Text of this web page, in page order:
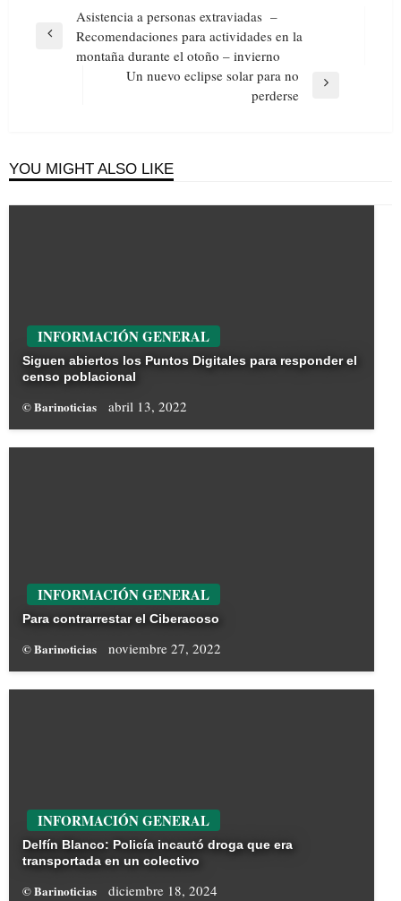
Navegación
de
entradas
Previous
Asistencia a personas extraviadas –
Recomendaciones para actividades en la
montaña durante el otoño – invierno
Un nuevo eclipse solar para no
perderse
YOU MIGHT ALSO LIKE
INFORMACIÓN GENERAL
Siguen abiertos los Puntos Digitales para responder el
censo poblacional
© Barinoticias abril 13, 2022
INFORMACIÓN GENERAL
Para contrarrestar el Ciberacoso
© Barinoticias noviembre 27, 2022
INFORMACIÓN GENERAL
Delfín Blanco: Policía incautó droga que era
transportada en un colectivo
© Barinoticias diciembre 18, 2024